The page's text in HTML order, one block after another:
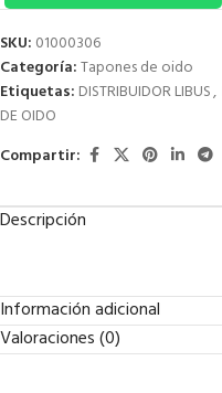
SKU: 01000306
Categoría:Tapones de oido
Etiquetas: DISTRIBUIDOR LIBUS,
DE OIDO
Compartir:
Descripción
Información adicional
Valoraciones (0)